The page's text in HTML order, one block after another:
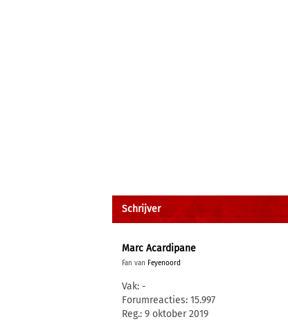
Schrijver
Marc Acardipane
Fan van Feyenoord
Vak: -
Forumreacties: 15.997
Reg.: 9 oktober 2019